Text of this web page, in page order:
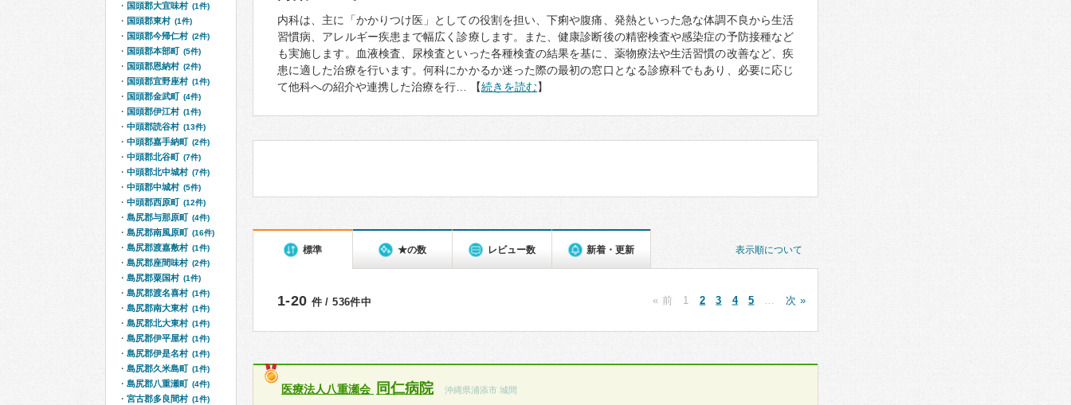
内科は、主に「かかりつけ医」としての役割を担い、下痢や腹痛、発熱といった急な体調不良から生活
習慣病、アレルギー疾患まで幅広く診療します。また、健康診断後の精密検査や感染症の予防接種など
も実施します。血液検査、尿検査といった各種検査の結果を基に、薬物療法や生活習慣の改善など、疾
患に適した治療を行います。何科にかかるか迷った際の最初の窓口となる診療科でもあり、必要に応じ
て他科への紹介や連携した治療を行… 【続きを読む】
表示順について
標準 ★の数 レビュー数 新着・更新
1-20 件 / 536件中 « 前 1 2 3 4 5 次 »
医療法人八重瀬会 同仁病院 沖縄県浦添市 城間
国頭郡大宜味村 (1件)
国頭郡東村 (1件)
国頭郡今帰仁村 (2件)
国頭郡本部町 (5件)
国頭郡恩納村 (2件)
国頭郡宜野座村 (1件)
国頭郡金武町 (4件)
国頭郡伊江村 (1件)
中頭郡読谷村 (13件)
中頭郡嘉手納町 (2件)
中頭郡北谷町 (7件)
中頭郡北中城村 (7件)
中頭郡中城村 (5件)
中頭郡西原町 (12件)
島尻郡与那原町 (4件)
島尻郡南風原町 (16件)
島尻郡渡嘉敷村 (1件)
島尻郡座間味村 (2件)
島尻郡粟国村 (1件)
島尻郡渡名喜村 (1件)
島尻郡南大東村 (1件)
島尻郡北大東村 (1件)
島尻郡伊平屋村 (1件)
島尻郡伊是名村 (1件)
島尻郡久米島町 (1件)
島尻郡八重瀬町 (4件)
宮古郡多良間村 (1件)